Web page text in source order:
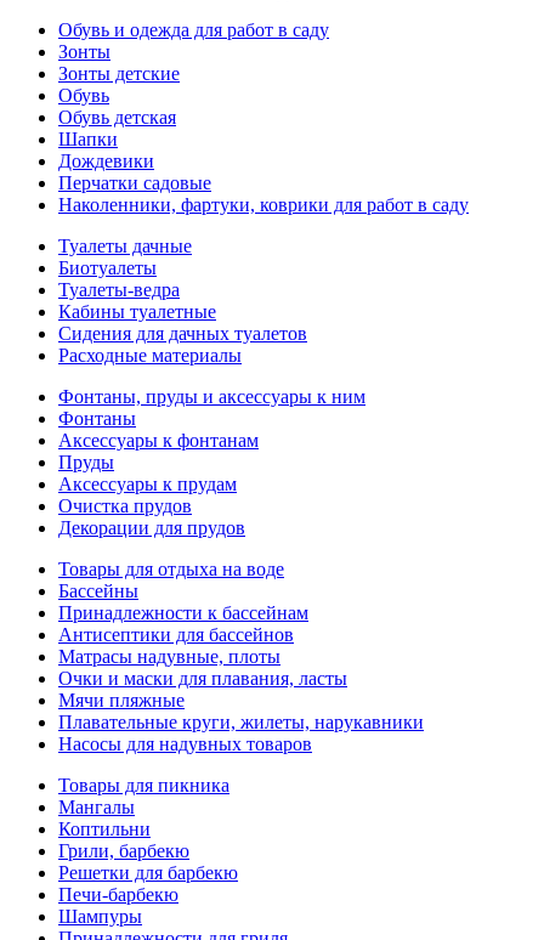
Обувь и одежда для работ в саду
Зонты
Зонты детские
Обувь
Обувь детская
Шапки
Дождевики
Перчатки садовые
Наколенники, фартуки, коврики для работ в саду
Туалеты дачные
Биотуалеты
Туалеты-ведра
Кабины туалетные
Сидения для дачных туалетов
Расходные материалы
Фонтаны, пруды и аксессуары к ним
Фонтаны
Аксессуары к фонтанам
Пруды
Аксессуары к прудам
Очистка прудов
Декорации для прудов
Товары для отдыха на воде
Бассейны
Принадлежности к бассейнам
Антисептики для бассейнов
Матраcы надувные, плоты
Очки и маски для плавания, ласты
Мячи пляжные
Плавательные круги, жилеты, нарукавники
Насосы для надувных товаров
Товары для пикника
Мангалы
Коптильни
Грили, барбекю
Решетки для барбекю
Печи-барбекю
Шампуры